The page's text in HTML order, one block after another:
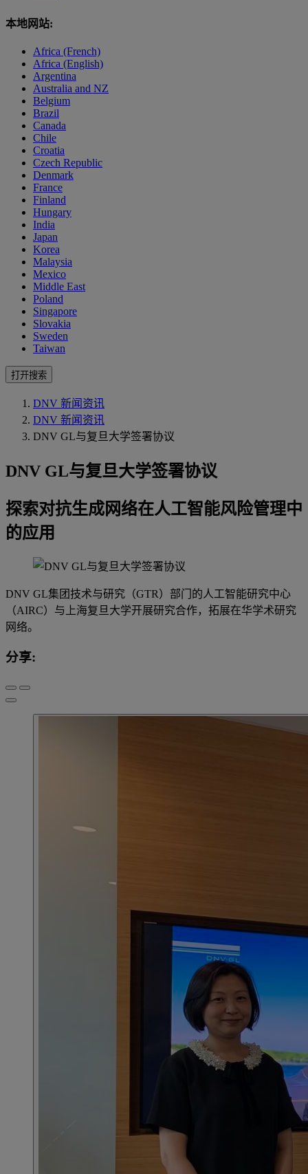
本地网站:
Africa (French)
Africa (English)
Argentina
Australia and NZ
Belgium
Brazil
Canada
Chile
Croatia
Czech Republic
Denmark
France
Finland
Hungary
India
Japan
Korea
Malaysia
Mexico
Middle East
Poland
Singapore
Slovakia
Sweden
Taiwan
打开搜索
DNV 新闻资讯
DNV 新闻资讯
DNV GL与复旦大学签署协议
DNV GL与复旦大学签署协议
探索对抗生成网络在人工智能风险管理中
的应用
DNV GL集团技术与研究（GTR）部门的人工智能研究中心
（AIRC）与上海复旦大学开展研究合作，拓展在华学术研究
网络。
分享: